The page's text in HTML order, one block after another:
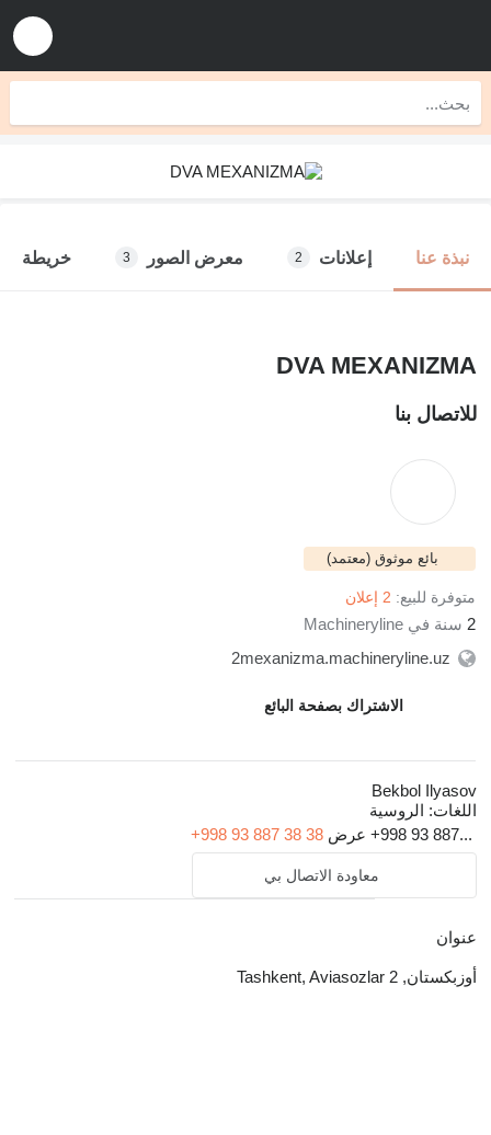
نبذة عنا إعلانات 2 معرض الصور 3 خريطة
DVA MEXANIZMA
للاتصال بنا
بائع موثوق (معتمد)
متوفرة للبيع: 2 إعلان
2 سنة في Machineryline
2mexanizma.machineryline.uz
الاشتراك بصفحة البائع
Bekbol Ilyasov
اللغات: الروسية
+998 93 887... عرض +998 93 887 38 38
معاودة الاتصال بي
عنوان
أوزبكستان, Tashkent, Aviasozlar 2